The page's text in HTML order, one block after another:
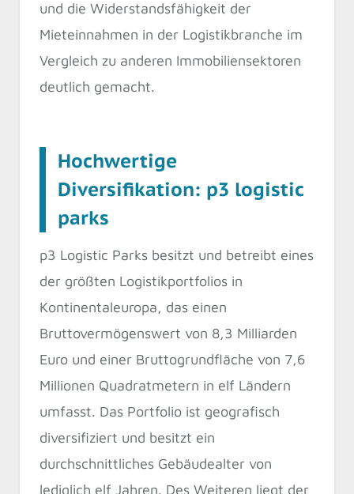
und die Widerstandsfähigkeit der
Mieteinnahmen in der Logistikbranche im
Vergleich zu anderen Immobiliensektoren
deutlich gemacht.
Hochwertige
Diversifikation: p3 logistic
parks
p3 Logistic Parks besitzt und betreibt eines
der größten Logistikportfolios in
Kontinentaleuropa, das einen
Bruttovermögenswert von 8,3 Milliarden
Euro und einer Bruttogrundfläche von 7,6
Millionen Quadratmetern in elf Ländern
umfasst. Das Portfolio ist geografisch
diversifiziert und besitzt ein
durchschnittliches Gebäudealter von
lediglich elf Jahren. Des Weiteren liegt der